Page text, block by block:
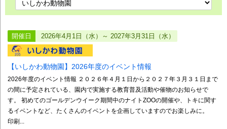
開催日 2026年4月1日（水）～ 2027年3月31日（水）
【いしかわ動物園】2026年度のイベント情報
2026年度のイベント情報 ２０２６年４月１日から２０２７年３月３１日まで
の間に予定されている、園内で実施する教育普及活動や催物のお知らせで
す。 初めてのゴールデンウイーク期間中のナイトZOOの開催や、トキに関す
るイベントなど、たくさんのイベントを企画していますのでお楽しみに。
印刷...